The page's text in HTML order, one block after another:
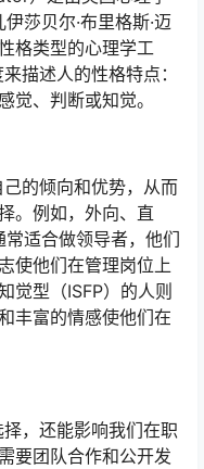
莎贝尔·布里格斯·迈
格类型的心理学工
描述人的性格特点：
觉、判断或知觉。
的倾向和优势，从而
。例如，外向、直
适合做领导者，他们
使他们在管理岗位上
觉型（ISFP）的人则
丰富的情感使他们在
，还能影响我们在职
要团队合作和公开发